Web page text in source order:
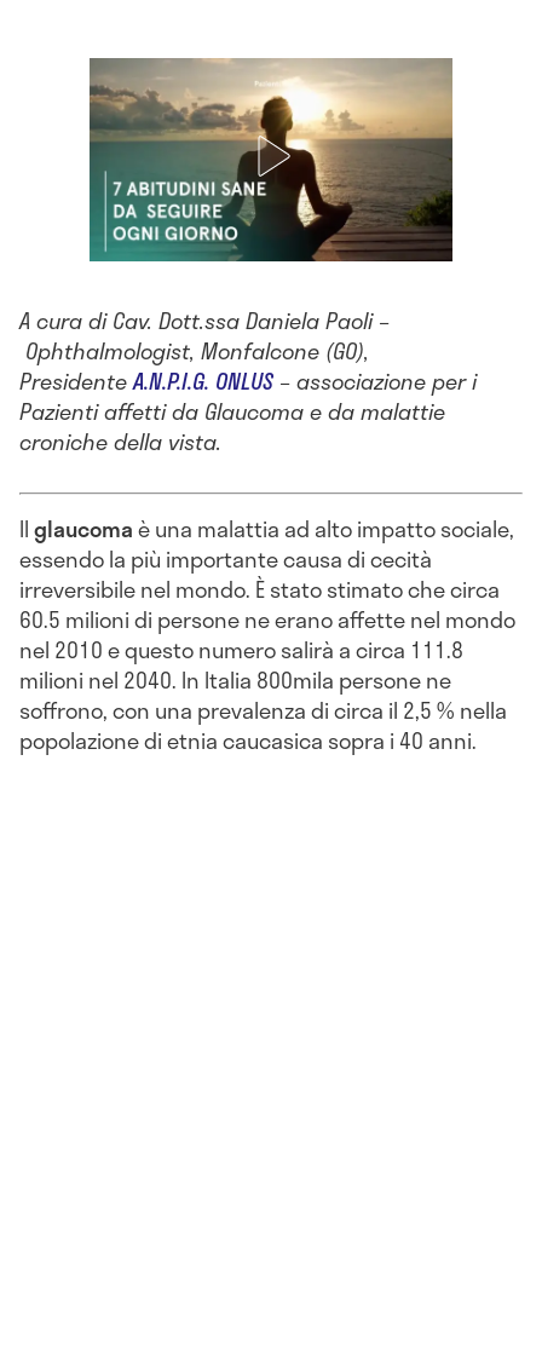
A cura di Cav. Dott.ssa Daniela Paoli –
Ophthalmologist, Monfalcone (GO),
PresidenteA.N.P.I.G. ONLUS – associazione per i
Pazienti affetti da Glaucoma e da malattie
croniche della vista.
Ilglaucomaè una malattia ad alto impatto sociale,
essendo la più importante causa di cecità
irreversibile nel mondo. È stato stimato che circa
60.5 milioni di persone ne erano affette nel mondo
nel 2010 e questo numero salirà a circa 111.8
milioni nel 2040. In Italia 800mila persone ne
soffrono, con una prevalenza di circa il 2,5 % nella
popolazione di etnia caucasica sopra i 40 anni.